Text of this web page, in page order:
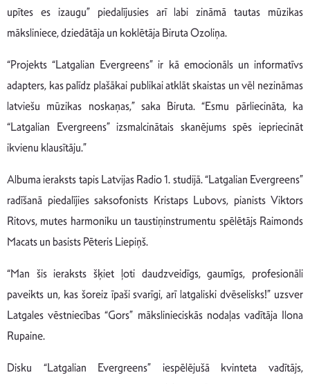
upītes es izaugu” piedalījusies arī labi zināmā tautas mūzikas
māksliniece, dziedātāja un koklētāja Biruta Ozoliņa.
“Projekts “Latgalian Evergreens” ir kā emocionāls un informatīvs
adapters, kas palīdz plašākai publikai atklāt skaistas un vēl nezināmas
latviešu mūzikas noskaņas,” saka Biruta. “Esmu pārliecināta, ka
“Latgalian Evergreens” izsmalcinātais skanējums spēs iepriecināt
ikvienu klausītāju.”
Albuma ieraksts tapis Latvijas Radio 1. studijā. “Latgalian Evergreens”
radīšanā piedalījies saksofonists Kristaps Lubovs, pianists Viktors
Ritovs, mutes harmoniku un taustiņinstrumentu spēlētājs Raimonds
Macats un basists Pēteris Liepiņš.
“Man šis ieraksts šķiet ļoti daudzveidīgs, gaumīgs, profesionāli
paveikts un, kas šoreiz īpaši svarīgi, arī latgaliski dvēselisks!” uzsver
Latgales vēstniecības “Gors” mākslinieciskās nodaļas vadītāja Ilona
Rupaine.
Disku “Latgalian Evergreens” iespēlējušā kvinteta vadītājs,